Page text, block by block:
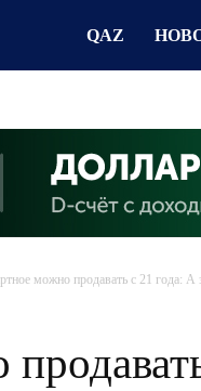
QAZ
можно продавать с 21 года: А